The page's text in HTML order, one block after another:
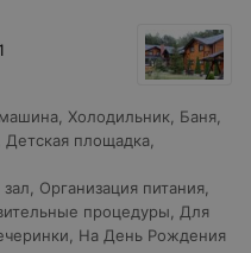
, Холодильник, Баня,
Детская площадка,
, Организация питания,
процедуры, Для
, На День Рождения